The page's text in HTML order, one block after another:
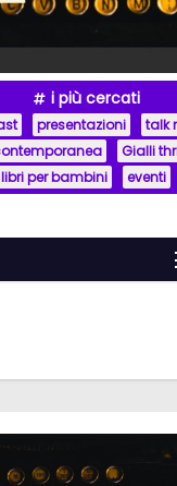
i più cercati
presentazioni
talk
Gialli
libri per bambini
eventi